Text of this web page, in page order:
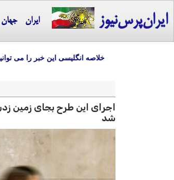
ایران‌پرس‌نیوز ایران جهان
خلاصه انگلیسی این خبر را می توانید در
اجرای این طرح بجای زمین
شد